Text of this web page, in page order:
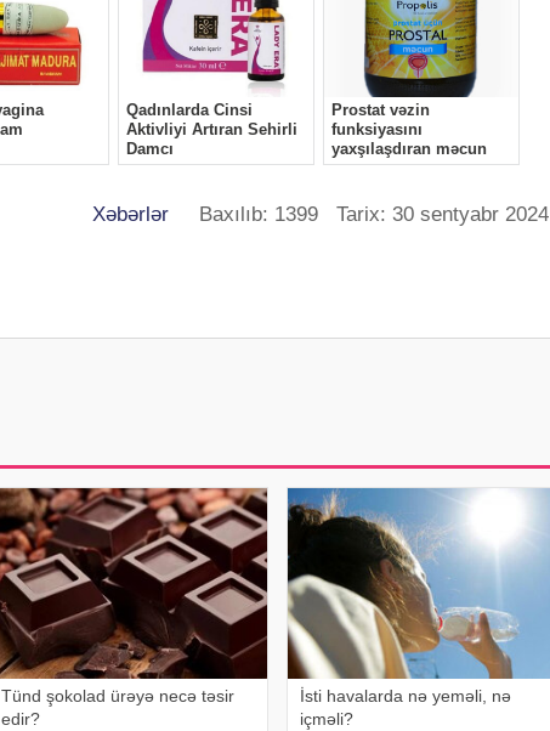
Xəbərlər Baxılıb: 1399 Tarix: 30 sentyabr 2024
Tünd şokolad ürəyə necə təsir
edir?
İsti havalarda nə yeməli, nə
içməli?